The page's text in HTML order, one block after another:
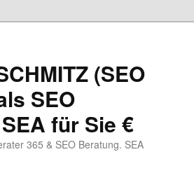
(SEO
SEO
für Sie €
365 & SEO Beratung. SEA